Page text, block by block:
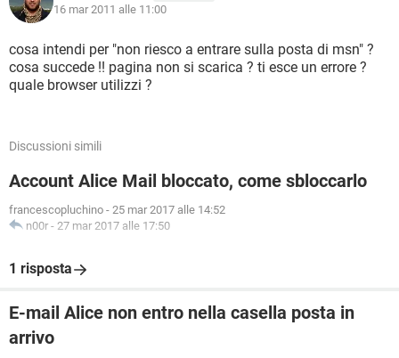
16 mar 2011 alle 11:00
cosa intendi per "non riesco a entrare sulla posta di msn" ?
cosa succede !! pagina non si scarica ? ti esce un errore ?
quale browser utilizzi ?
Discussioni simili
Account Alice Mail bloccato, come sbloccarlo
francescopluchino - 25 mar 2017 alle 14:52
n00r - 27 mar 2017 alle 17:50
1 risposta
E-mail Alice non entro nella casella posta in
arrivo